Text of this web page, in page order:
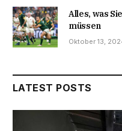
Alles, was
müssen
Oktober 13,
LATEST POSTS